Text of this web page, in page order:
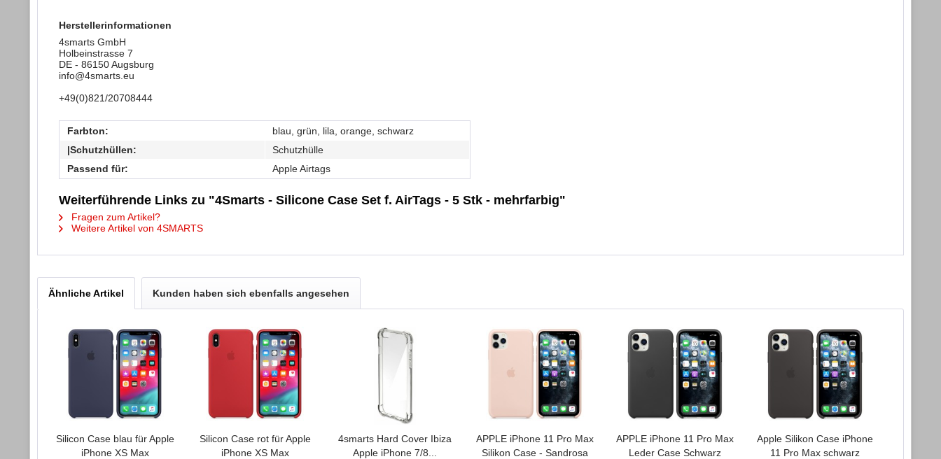
Herstellerinformationen
4smarts GmbH
Holbeinstrasse 7
DE - 86150 Augsburg
info@4smarts.eu
+49(0)821/20708444
Farbton:
blau, grün, lila, orange, schwarz
|Schutzhüllen:
Schutzhülle
Passend für:
Apple Airtags
Weiterführende Links zu "4Smarts - Silicone Case Set f. AirTags - 5 Stk - mehrfarbig"
Fragen zum Artikel?
Weitere Artikel von 4SMARTS
Ähnliche Artikel Kunden haben sich ebenfalls angesehen
Silicon Case blau für Apple
iPhone XS Max
Silicon Case rot für Apple
iPhone XS Max
4smarts Hard Cover Ibiza
Apple iPhone 7/8...
APPLE iPhone 11 Pro Max
Silikon Case - Sandrosa
APPLE iPhone 11 Pro Max
Leder Case Schwarz
Apple Silikon Case iPhone
11 Pro Max schwarz